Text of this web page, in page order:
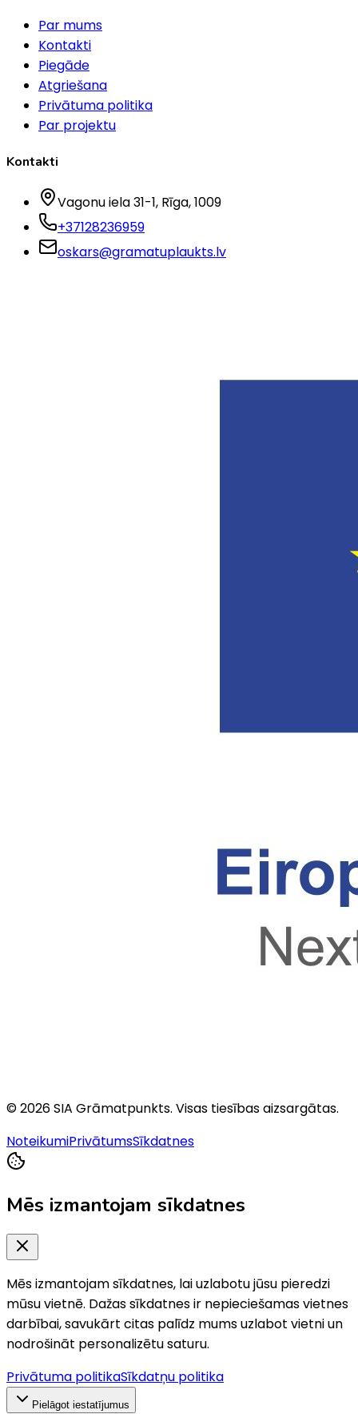
Par mums
Kontakti
Piegāde
Atgriešana
Privātuma politika
Par projektu
Kontakti
Vagonu iela 31-1, Rīga, 1009
+37128236959
oskars@gramatuplaukts.lv
©2026SIA Grāmatpunkts. Visas tiesības aizsargātas.
NoteikumiPrivātumsSīkdatnes
Mēs izmantojam sīkdatnes
Mēs izmantojam sīkdatnes, lai uzlabotu jūsu pieredzi
mūsu vietnē. Dažas sīkdatnes ir nepieciešamas vietnes
darbībai, savukārt citas palīdz mums uzlabot vietni un
nodrošināt personalizētu saturu.
Privātuma politikaSīkdatņu politika
Pielāgot iestatījumus